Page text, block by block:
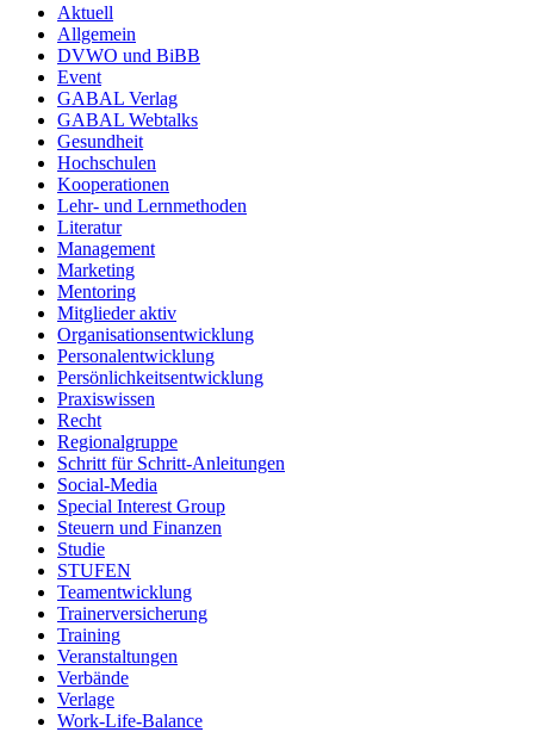
Aktuell
Allgemein
DVWO und BiBB
Event
GABAL Verlag
GABAL Webtalks
Gesundheit
Hochschulen
Kooperationen
Lehr- und Lernmethoden
Literatur
Management
Marketing
Mentoring
Mitglieder aktiv
Organisationsentwicklung
Personalentwicklung
Persönlichkeitsentwicklung
Praxiswissen
Recht
Regionalgruppe
Schritt für Schritt-Anleitungen
Social-Media
Special Interest Group
Steuern und Finanzen
Studie
STUFEN
Teamentwicklung
Trainerversicherung
Training
Veranstaltungen
Verbände
Verlage
Work-Life-Balance